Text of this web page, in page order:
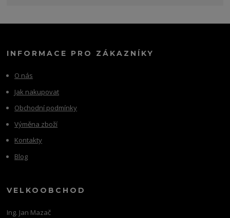
INFORMACE PRO ZÁKAZNÍKY
O nás
Jak nakupovat
Obchodní podmínky
Výměna zboží
Kontakty
Blog
VELKOOBCHOD
Ing. Jan Mazač